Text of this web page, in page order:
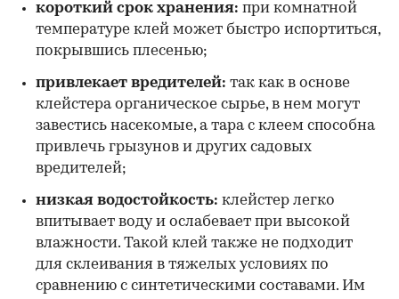
короткий срок хранения: при комнатной
температуре клей может быстро испортиться,
покрывшись плесенью;
привлекает вредителей: так как в основе
клейстера органическое сырье, в нем могут
завестись насекомые, а тара с клеем способна
привлечь грызунов и других садовых
вредителей;
низкая водостойкость: клейстер легко
впитывает воду и ослабевает при высокой
влажности. Такой клей также не подходит
для склеивания в тяжелых условиях по
сравнению с синтетическими составами. Им